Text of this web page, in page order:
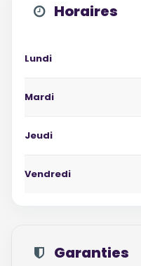
Horaires
Lundi
Mardi
Jeudi
Vendredi
Garanties